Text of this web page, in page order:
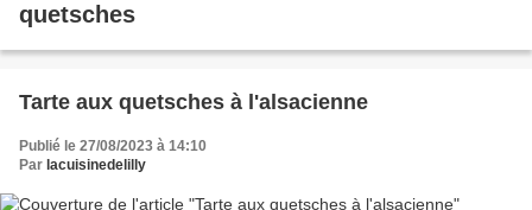
quetsches
Tarte aux quetsches à l'alsacienne
Publié le 27/08/2023 à 14:10
Par lacuisinedelilly